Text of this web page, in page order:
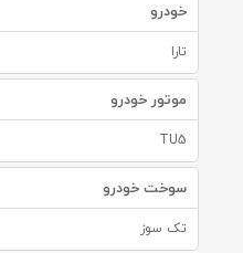
خودرو
تارا
موتور خودرو
TU5
سوخت خودرو
تک سوز